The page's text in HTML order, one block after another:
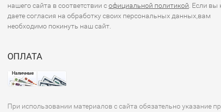
нашего сайта в соответствии софициальной политикой. Если вы
даете согласия на обработку своих персональных данных,вам
необходимо покинуть наш сайт.
ОПЛАТА
При использовании материалов с сайта обязательно указание